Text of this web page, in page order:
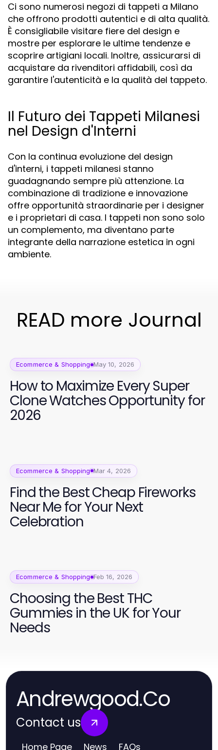
Ci sono numerosi negozi di tappeti a Milano
che offrono prodotti autentici e di alta qualità.
È consigliabile visitare fiere del design e
mostre per esplorare le ultime tendenze e
scoprire artigiani locali. Inoltre, assicurarsi di
acquistare da rivenditori affidabili, così da
garantire l'autenticità e la qualità del tappeto.
Il Futuro dei Tappeti Milanesi
nel Design d'Interni
Con la continua evoluzione del design
d'interni, i tappeti milanesi stanno
guadagnando sempre più attenzione. La
combinazione di tradizione e innovazione
offre opportunità straordinarie per i designer
e i proprietari di casa. I tappeti non sono solo
un complemento, ma diventano parte
integrante della narrazione estetica in ogni
ambiente.
READ more Journal
Ecommerce & Shopping May 10, 2026
How to Maximize Every Super
Clone Watches Opportunity for
2026
Ecommerce & Shopping Mar 4, 2026
Find the Best Cheap Fireworks
Near Me for Your Next
Celebration
Ecommerce & Shopping Feb 16, 2026
Choosing the Best THC
Gummies in the UK for Your
Needs
Andrewgood.Co
Contact us
Home Page News FAQs